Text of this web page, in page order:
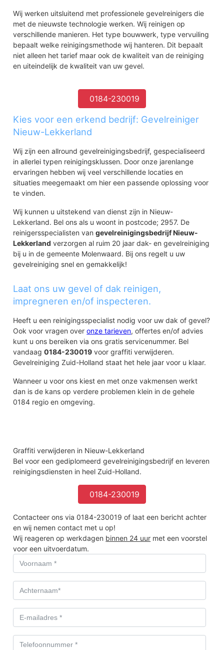
Wij werken uitsluitend met professionele gevelreinigers die
met de nieuwste technologie werken. Wij reinigen op
verschillende manieren. Het type bouwwerk, type vervuiling
bepaalt welke reinigingsmethode wij hanteren. Dit bepaalt
niet alleen het tarief maar ook de kwaliteit van de reiniging
en uiteindelijk de kwaliteit van uw gevel.
0184-230019
Kies voor een erkend bedrijf: Gevelreiniger
Nieuw-Lekkerland
Wij zijn een allround gevelreinigingsbedrijf, gespecialiseerd
in allerlei typen reinigingsklussen. Door onze jarenlange
ervaringen hebben wij veel verschillende locaties en
situaties meegemaakt om hier een passende oplossing voor
te vinden.
Wij kunnen u uitstekend van dienst zijn in Nieuw-
Lekkerland. Bel ons als u woont in postcode; 2957. De
reinigersspecialisten vangevelreinigingsbedrijf Nieuw-
Lekkerland verzorgen al ruim 20 jaar dak- en gevelreiniging
bij u in de gemeente Molenwaard. Bij ons regelt u uw
gevelreiniging snel en gemakkelijk!
Laat ons uw gevel of dak reinigen,
impregneren en/of inspecteren.
Heeft u een reinigingsspecialist nodig voor uw dak of gevel?
Ook voor vragen overonze tarieven, offertes en/of advies
kunt u ons bereiken via ons gratis servicenummer. Bel
vandaag0184-230019 voor graffiti verwijderen.
Gevelreiniging Zuid-Holland staat het hele jaar voor u klaar.
Wanneer u voor ons kiest en met onze vakmensen werkt
dan is de kans op verdere problemen klein in de gehele
0184 regio en omgeving.
Graffiti verwijderen in Nieuw-Lekkerland
Bel voor een gediplomeerd gevelreinigingsbedrijf en leveren
reinigingsdiensten in heel Zuid-Holland.
0184-230019
Contacteer ons via 0184-230019 of laat een bericht achter
en wij nemen contact met u op!
Wij reageren op werkdagen binnen 24 uur met een voorstel
voor een uitvoerdatum.